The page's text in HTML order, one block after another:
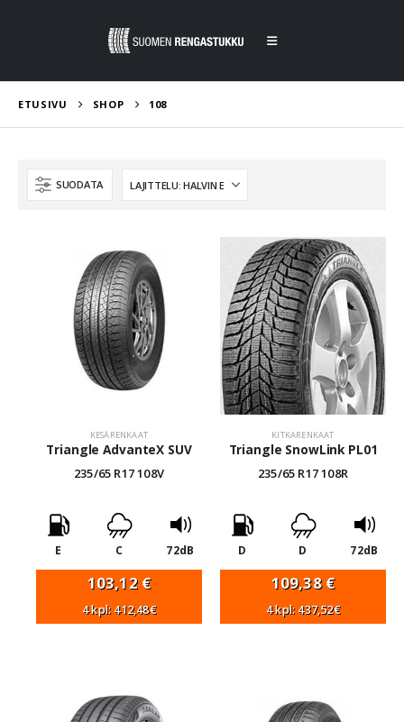
ETUSIVU SHOP 108
SUODATA
KESÄRENKAAT
Triangle AdvanteX SUV
235/65 R17 108V
E C 72dB
103,12 €
4 kpl: 412,48€
KITKARENKAAT
Triangle SnowLink PL01
235/65 R17 108R
D D 72dB
109,38€
4 kpl: 437,52€